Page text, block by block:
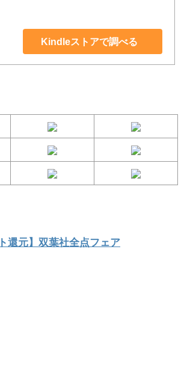
Kindleストアで調べる
還元】双葉社全点フェア